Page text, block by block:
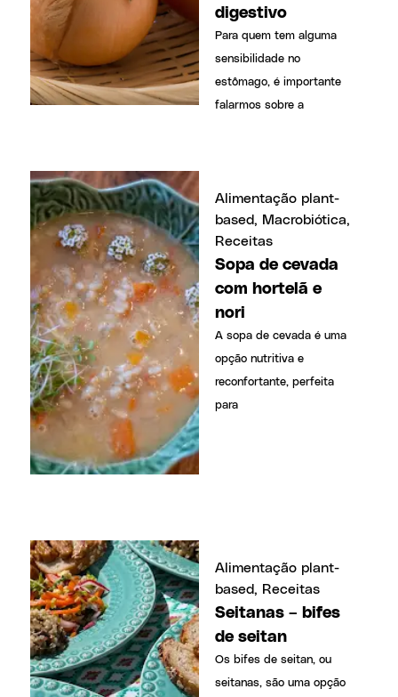
digestivo
Para quem tem alguma
sensibilidade no
estômago, é importante
falarmos sobre a
Alimentação plant-
based, Macrobiótica,
Receitas
Sopa de cevada
com hortelã e
nori
A sopa de cevada é uma
opção nutritiva e
reconfortante, perfeita
para
Alimentação plant-
based, Receitas
Seitanas – bifes
de seitan
Os bifes de seitan, ou
seitanas, são uma opção